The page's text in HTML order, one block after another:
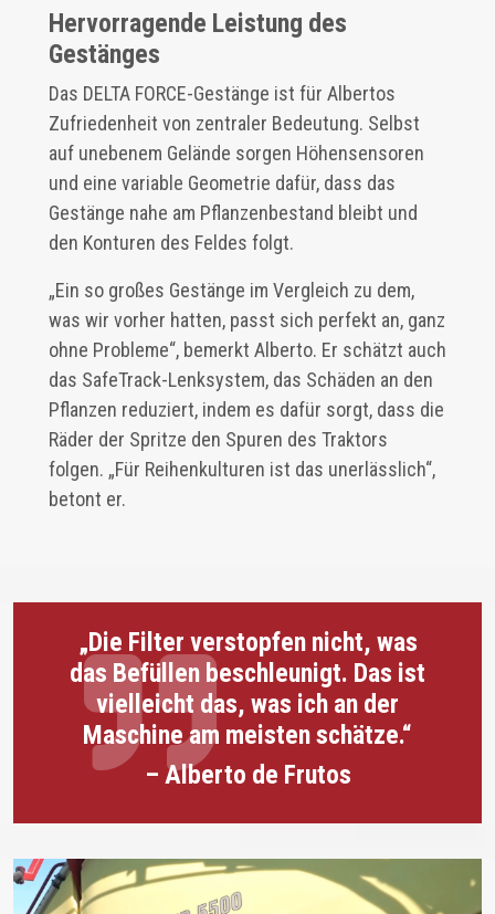
Hervorragende Leistung des
Gestänges
Das DELTA FORCE-Gestänge ist für Albertos
Zufriedenheit von zentraler Bedeutung. Selbst
auf unebenem Gelände sorgen Höhensensoren
und eine variable Geometrie dafür, dass das
Gestänge nahe am Pflanzenbestand bleibt und
den Konturen des Feldes folgt.
„Ein so großes Gestänge im Vergleich zu dem,
was wir vorher hatten, passt sich perfekt an, ganz
ohne Probleme“, bemerkt Alberto. Er schätzt auch
das SafeTrack-Lenksystem, das Schäden an den
Pflanzen reduziert, indem es dafür sorgt, dass die
Räder der Spritze den Spuren des Traktors
folgen. „Für Reihenkulturen ist das unerlässlich“,
betont er.
„Die Filter verstopfen nicht, was
das Befüllen beschleunigt. Das ist
vielleicht das, was ich an der
Maschine am meisten schätze.“
– Alberto de Frutos